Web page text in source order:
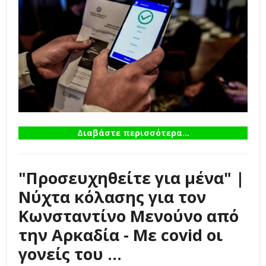
Διαβάστε περισσότερα...
"Προσευχηθείτε για μένα" |
Νύχτα κόλασης για τον
Κωνσταντίνο Μενούνο από
την Αρκαδία - Με covid οι
γονείς του ...